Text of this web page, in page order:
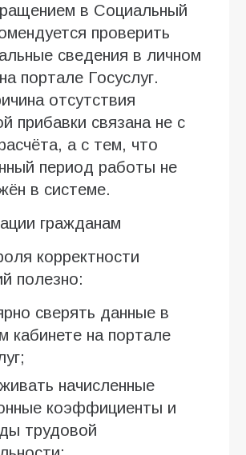
в Социальный
проверить
сведения в личном
портале Госуслуг.
отсутствия
прибавки связана не с
а с тем, что
период работы не
в системе.
гражданам
корректности
полезно:
сверять данные в
кабинете на портале
начисленные
коэффициенты и
трудовой